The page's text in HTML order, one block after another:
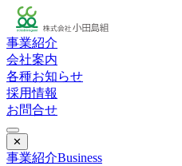
事業紹介
会社案内
各種お知らせ
採用情報
お問合せ
✕
事業紹介Business